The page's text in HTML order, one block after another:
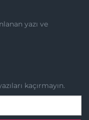
yazı ve
kaçırmayın.